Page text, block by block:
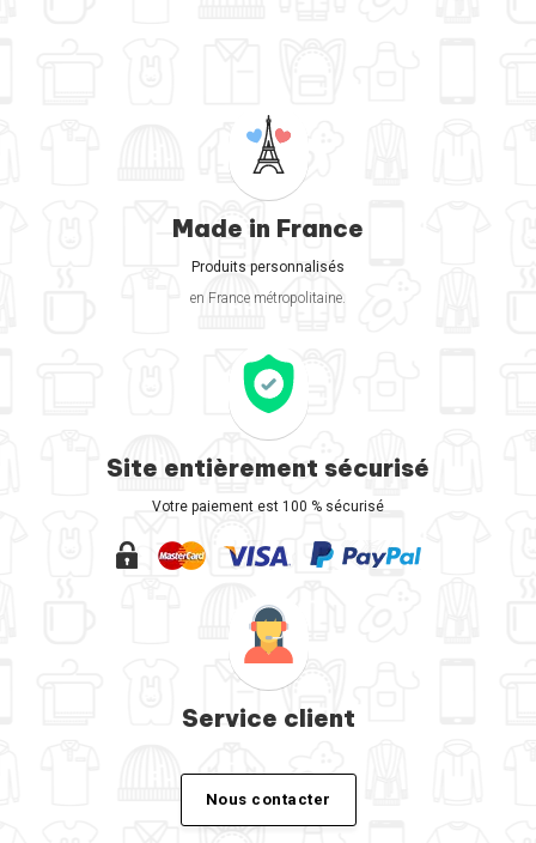
Made in France
Produits personnalisés
en France métropolitaine.
Site entièrement sécurisé
Votre paiement est 100 % sécurisé
Service client
Nous contacter